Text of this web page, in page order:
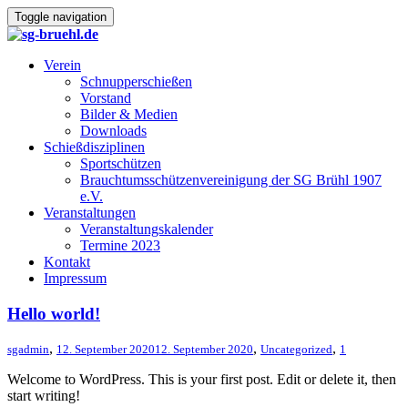
Toggle navigation
Verein
Schnupperschießen
Vorstand
Bilder & Medien
Downloads
Schießdisziplinen
Sportschützen
Brauchtumsschützenvereinigung der SG Brühl 1907
e.V.
Veranstaltungen
Veranstaltungskalender
Termine 2023
Kontakt
Impressum
Hello world!
sgadmin, 12. September 202012. September 2020, Uncategorized, 1
Welcome to WordPress. This is your first post. Edit or delete it, then
start writing!